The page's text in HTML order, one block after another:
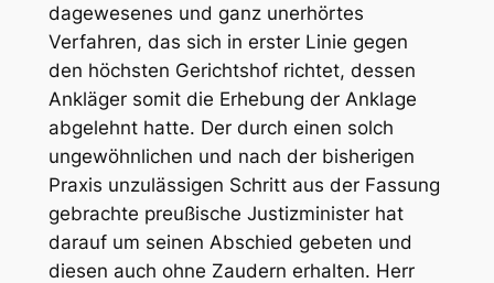
dagewesenes und ganz unerhörtes
Verfahren, das sich in erster Linie gegen
den höchsten Gerichtshof richtet, dessen
Ankläger somit die Erhebung der Anklage
abgelehnt hatte. Der durch einen solch
ungewöhnlichen und nach der bisherigen
Praxis unzulässigen Schritt aus der Fassung
gebrachte preußische Justizminister hat
darauf um seinen Abschied gebeten und
diesen auch ohne Zaudern erhalten. Herr